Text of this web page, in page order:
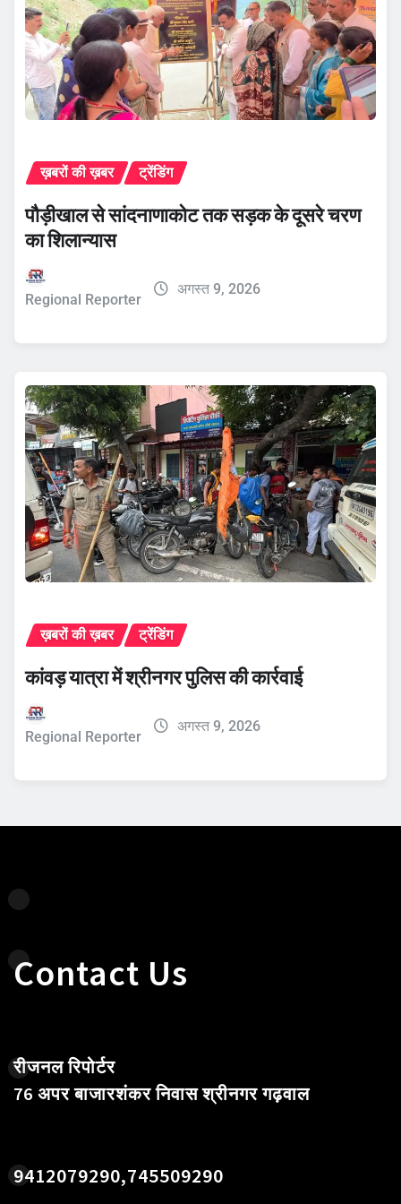
ख़बरों की ख़बर ट्रेंडिंग
पौड़ीखाल से सांदनाणाकोट तक सड़क के दूसरे चरण
का शिलान्यास
Regional Reporter
अगस्त 9, 2026
ख़बरों की ख़बर ट्रेंडिंग
कांवड़ यात्रा में श्रीनगर पुलिस की कार्रवाई
Regional Reporter
अगस्त 9, 2026
Contact Us
रीजनल रिपोर्टर
76 अपर बाजारशंकर निवास श्रीनगर गढ़वाल
9412079290,745509290